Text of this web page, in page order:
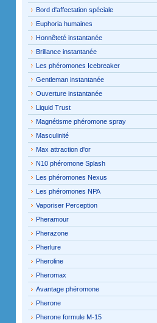
Bord d'affectation spéciale
Euphoria humaines
Honnêteté instantanée
Brillance instantanée
Les phéromones Icebreaker
Gentleman instantanée
Ouverture instantanée
Liquid Trust
Magnétisme phéromone spray
Masculinité
Max attraction d'or
N10 phéromone Splash
Les phéromones Nexus
Les phéromones NPA
Vaporiser Perception
Pheramour
Pherazone
Pherlure
Pheroline
Pheromax
Avantage phéromone
Pherone
Pherone formule M-15